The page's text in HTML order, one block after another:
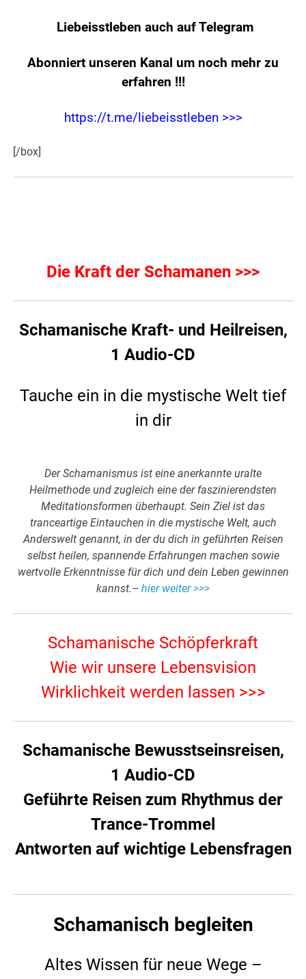
Liebeisstleben auch auf Telegram
Abonniert unseren Kanal um noch mehr zu
erfahren !!!
https://t.me/liebeisstleben >>>
[/box]
Die Kraft der Schamanen >>>
Schamanische Kraft- und Heilreisen,
1 Audio-CD
Tauche ein in die mystische Welt tief
in dir
Der Schamanismus ist eine anerkannte uralte
Heilmethode und zugleich eine der faszinierendsten
Meditationsformen überhaupt. Sein Ziel ist das
tranceartige Eintauchen in die mystische Welt, auch
Anderswelt genannt, in der du dich in geführten Reisen
selbst heilen, spannende Erfahrungen machen sowie
wertvolle Erkenntnisse für dich und dein Leben gewinnen
kannst.– hier weiter >>>
Schamanische Schöpferkraft
Wie wir unsere Lebensvision
Wirklichkeit werden lassen >>>
Schamanische Bewusstseinsreisen,
1 Audio-CD
Geführte Reisen zum Rhythmus der
Trance-Trommel
Antworten auf wichtige Lebensfragen
Schamanisch begleiten
Altes Wissen für neue Wege –